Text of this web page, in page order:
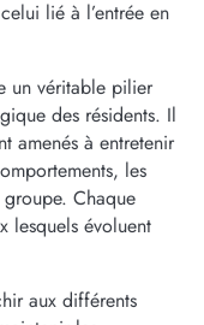
lié à l’entrée en
un véritable pilier
des résidents. Il
amenés à entretenir
les
Chaque
lesquels évoluent
aux différents